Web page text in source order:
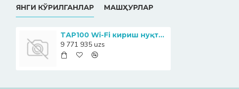
ЯНГИ КЎРИЛГАНЛАР МАШҲУРЛАР
TAP100 Wi-Fi кириш нуқтаси
9 771 935 uzs